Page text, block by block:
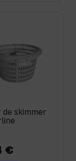
de skimmer
€